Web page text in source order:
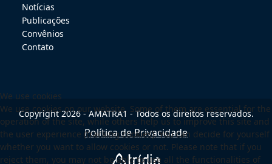
Notícias
Publicações
Convênios
Contato
Copyright 2026 - AMATRA1 - Todos os direitos reservados.
Política de Privacidade
We use cookies
We use cookies on our website. Some of them are essential for the
operation of the site, while others help us to improve this site and
the user experience (tracking cookies). You can decide for yourself
whether you want to allow cookies or not. Please note that if you
reject them, you may not be able to use all the functionalities of